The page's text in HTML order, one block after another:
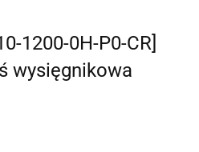
1200-0H-P0-CR]
wysięgnikowa